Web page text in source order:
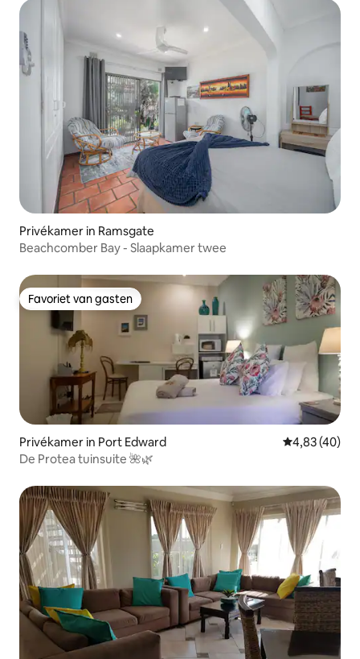
Privékamer in Ramsgate
Beachcomber Bay - Slaapkamer twee
Favoriet van gasten
Favoriet van gasten
Privékamer in Port Edward Gemiddelde
4,83 (40)
De Protea tuinsuite 🌺🌿